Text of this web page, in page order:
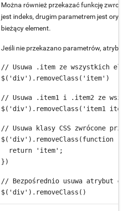
Można również przekazać funkcję
jest indeks, drugim parametrem jest
bieżący element.
Jeśli nie przekazano parametrów, atrybut
// Usuwa .item ze wszystkich
$('div').removeClass('item')
// Usuwa .item1 i .item2 ze
$('div').removeClass('item1
// Usuwa klasy CSS zwrócone
$('div').removeClass(function
  return 'item';
})
// Bezpośrednio usuwa atrybut
$('div').removeClass()